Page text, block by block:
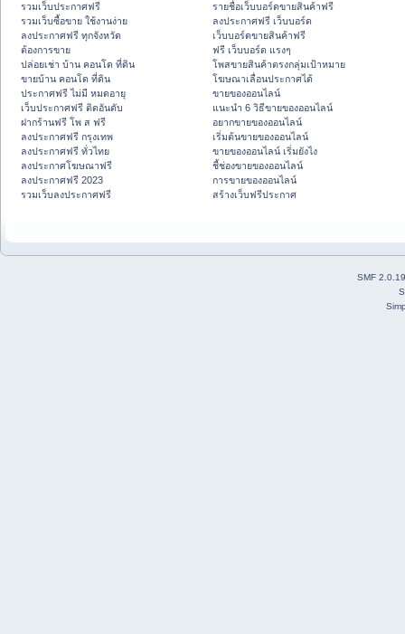
รวมเว็บประกาศฟรี
รวมเว็บซื้อขาย ใช้งานง่าย
ลงประกาศฟรี ทุกจังหวัด
ต้องการขาย
ปล่อยเช่า บ้าน คอนโด ที่ดิน
ขายบ้าน คอนโด ที่ดิน
ประกาศฟรี ไม่มี หมดอายุ
เว็บประกาศฟรี ติดอันดับ
ฝากร้านฟรี โพ ส ฟรี
ลงประกาศฟรี กรุงเทพ
ลงประกาศฟรี ทั่วไทย
ลงประกาศโฆษณาฟรี
ลงประกาศฟรี 2023
รวมเว็บลงประกาศฟรี
รายชื่อเว็บบอร์ดขายสินค้าฟรี
ลงประกาศฟรี เว็บบอร์ด
เว็บบอร์ดขายสินค้าฟรี
ฟรี เว็บบอร์ด แรงๆ
โพสขายสินค้าตรงกลุ่มเป้าหมาย
โฆษณาเลื่อนประกาศได้
ขายของออนไลน์
แนะนำ 6 วิธีขายของออนไลน์
อยากขายของออนไลน์
เริ่มต้นขายของออนไลน์
ขายของออนไลน์ เริ่มยังไง
ชี้ช่องขายของออนไลน์
การขายของออนไลน์
สร้างเว็บฟรีประกาศ
SMF 2.0.19